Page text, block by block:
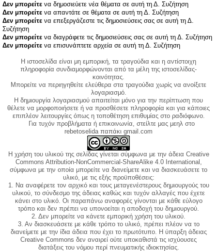
Δεν μπορείτε να δημοσιεύετε νέα θέματα σε αυτή τη Δ. Συζήτηση
Δεν μπορείτε να απαντάτε σε θέματα σε αυτή τη Δ. Συζήτηση
Δεν μπορείτε να επεξεργάζεστε τις δημοσιεύσεις σας σε αυτή τη Δ.
Συζήτηση
Δεν μπορείτε να διαγράφετε τις δημοσιεύσεις σας σε αυτή τη Δ. Συζήτηση
Δεν μπορείτε να επισυνάπτετε αρχεία σε αυτή τη Δ. Συζήτηση
Η ιστοσελίδα είναι μη εμπορική, τα τραγούδια και η αντίστοιχη
πληροφορία συνδιαμορφώνονται από τα μέλη της ιστοσελίδας-
κοινότητας.
Μπορείτε να περιηγηθείτε ελεύθερα στα τραγούδια χωρίς να ανοίξετε
λογαριασμό.
Η δημιουργία λογαριασμού απαιτείται μόνο για την περίπτωση που
θέλετε να μορφοποιήσετε ή να προσθέσετε πληροφορία και για κάποιες
επιπλέον λειτουργίες όπως η τοποθέτηση επιθυμίας στο ραδιόφωνο.
Για τυχόν προβλήματα ή επικοινωνία, στείλτε μας μεηλ στο
rebetoselida παπάκι gmail.com
Η χρήση του υλικού της σελίδας γίνεται σύμφωνα με την άδεια Creative
Commons Attribution-NonCommercial-ShareAlike 4.0 International,
σύμφωνα με την οποία μπορείτε να διανείμετε και να διασκευάσετε το
υλικό, με τις εξής προϋποθέσεις:
1. Να αναφέρετε τον αρχικό και τους μεταγενέστερους δημιουργούς του
υλικού, το σύνδεσμο της άδειας καθώς και τυχόν αλλαγές που έχετε
κάνει στο υλικό. Οι παραπάνω αναφορές γίνονται με κάθε εύλογο
τρόπο και δεν πρέπει να υπονοείται η αποδοχή του δημιουργού.
2. Δεν μπορείτε να κάνετε εμπορική χρήση του υλικού.
3. Αν διασκευάσετε με κάθε τρόπο το υλικό, πρέπει πλέον να το
διανείμετε με την ίδια άδεια που έχει το πρωτότυπο. Η ύπαρξη άδειας
Creative Commons δεν αναιρεί ούτε υποκαθιστά τις ισχύουσες
διατάξεις του νόμου περί πνευματικής ιδιοκτησίας.